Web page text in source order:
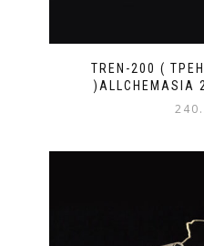
TREN-200 (